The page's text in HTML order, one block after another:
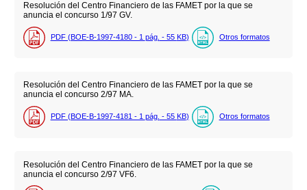
Resolución del Centro Financiero de las FAMET por la que se
anuncia el concurso 1/97 GV.
PDF (BOE-B-1997-4180 - 1 pág. - 55 KB) Otros formatos
Resolución del Centro Financiero de las FAMET por la que se
anuncia el concurso 2/97 MA.
PDF (BOE-B-1997-4181 - 1 pág. - 55 KB) Otros formatos
Resolución del Centro Financiero de las FAMET por la que se
anuncia el concurso 2/97 VF6.